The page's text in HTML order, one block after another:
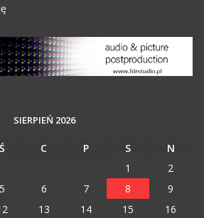
SIERPIEŃ 2026
Ś C P S
N
1
2
5 6 7 8
9
13 14 15
16